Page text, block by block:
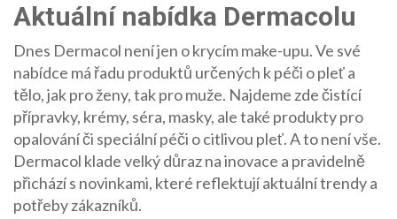
Aktuální nabídka Dermacolu
Dnes Dermacol není jen o krycím make-upu. Ve své
nabídce má řadu produktů určených k péči o pleť a
tělo, jak pro ženy, tak pro muže. Najdeme zde čistící
přípravky, krémy, séra, masky, ale také produkty pro
opalování či speciální péči o citlivou pleť. A to není vše.
Dermacol klade velký důraz na inovace a pravidelně
přichází s novinkami, které reflektují aktuální trendy a
potřeby zákazníků.